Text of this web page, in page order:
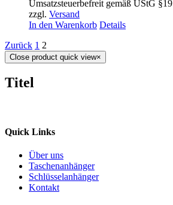
Umsatzsteuerbefreit gemäß UStG §19
zzgl. Versand
In den Warenkorb Details
Zurück 1 2
Close product quick view×
Titel
Quick Links
Über uns
Taschenanhänger
Schlüsselanhänger
Kontakt